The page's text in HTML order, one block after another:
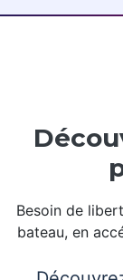
Besoin de
bateau, en